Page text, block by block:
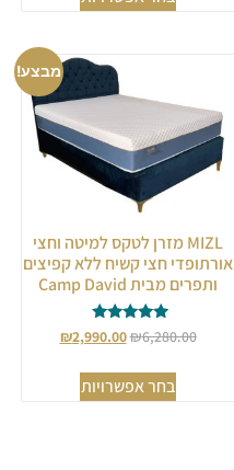
מבצע!
MIZL מזרן לטקס למיטה וחצי
אורתופדי חצי קשיח ללא קפיצים
ותפרים מבית Camp David
דורג
5.00
₪6,280.00
₪2,990.00
בחר אפשרויות